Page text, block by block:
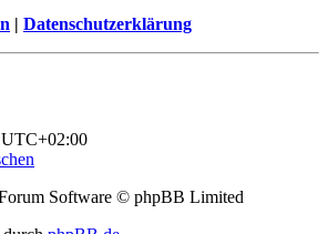
| Datenschutzerklärung
UTC+02:00
Software © phpBB Limited